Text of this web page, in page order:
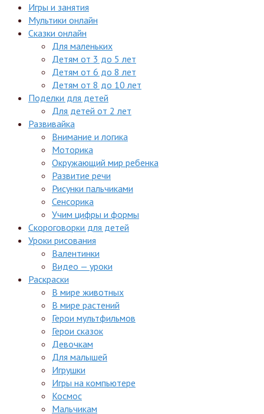
Игры и занятия
Мультики онлайн
Сказки онлайн
Для маленьких
Детям от 3 до 5 лет
Детям от 6 до 8 лет
Детям от 8 до 10 лет
Поделки для детей
Для детей от 2 лет
Развивайка
Внимание и логика
Моторика
Окружающий мир ребенка
Развитие речи
Рисунки пальчиками
Сенсорика
Учим цифры и формы
Скороговорки для детей
Уроки рисования
Валентинки
Видео — уроки
Раскраски
В мире животных
В мире растений
Герои мультфильмов
Герои сказок
Девочкам
Для малышей
Игрушки
Игры на компьютере
Космос
Мальчикам